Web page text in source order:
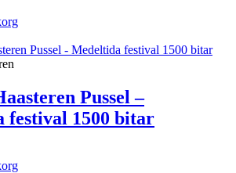
Pussel –
festival 1500 bitar